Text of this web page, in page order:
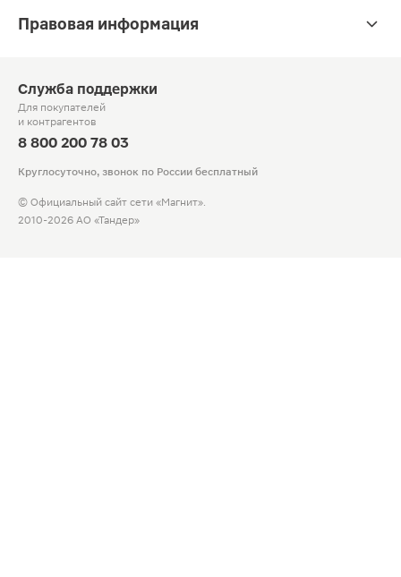
Правовая информация
Служба поддержки
Для покупателей
и контрагентов
8 800 200 78 03
Круглосуточно, звонок по России бесплатный
© Официальный сайт сети «Магнит».
2010-2026 АО «Тандер»